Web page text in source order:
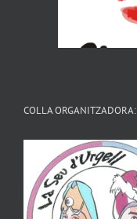
COLLA ORGANITZADORA: